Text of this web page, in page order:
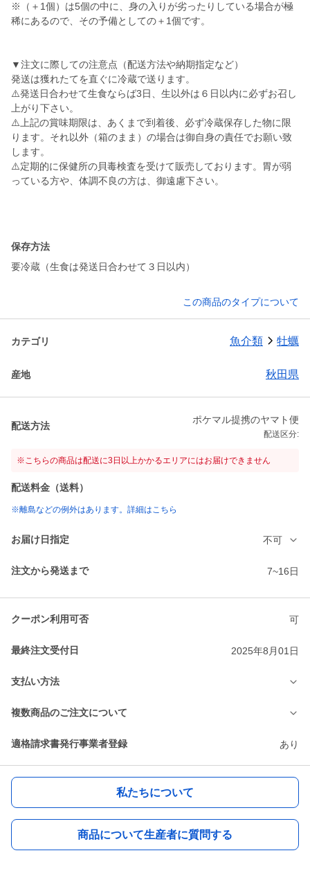
※（＋1個）は5個の中に、身の入りが劣ったりしている場合が極
稀にあるので、その予備としての＋1個です。
▼注文に際しての注意点（配送方法や納期指定など）
発送は獲れたてを直ぐに冷蔵で送ります。
⚠️発送日合わせて生食ならば3日、生以外は６日以内に必ずお召し
上がり下さい。
⚠️上記の賞味期限は、あくまで到着後、必ず冷蔵保存した物に限
ります。それ以外（箱のまま）の場合は御自身の責任でお願い致
します。
⚠️定期的に保健所の貝毒検査を受けて販売しております。胃が弱
っている方や、体調不良の方は、御遠慮下さい。
保存方法
要冷蔵（生食は発送日合わせて３日以内）
この商品のタイプについて
カテゴリ 魚介類 牡蠣
産地 秋田県
配送方法
ポケマル提携のヤマト便
配送区分:
※こちらの商品は配送に3日以上かかるエリアにはお届けできません
配送料金（送料）
※離島などの例外はあります。詳細はこちら
お届け日指定 不可
注文から発送まで 7~16日
クーポン利用可否 可
最終注文受付日 2025年8月01日
支払い方法
複数商品のご注文について
適格請求書発行事業者登録 あり
私たちについて
商品について生産者に質問する